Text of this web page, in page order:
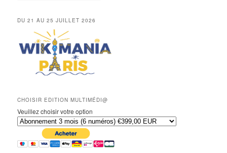
DU 21 AU 25 JUILLET 2026
CHOISIR EDITION MULTIMÉDI@
Veuillez choisir votre option